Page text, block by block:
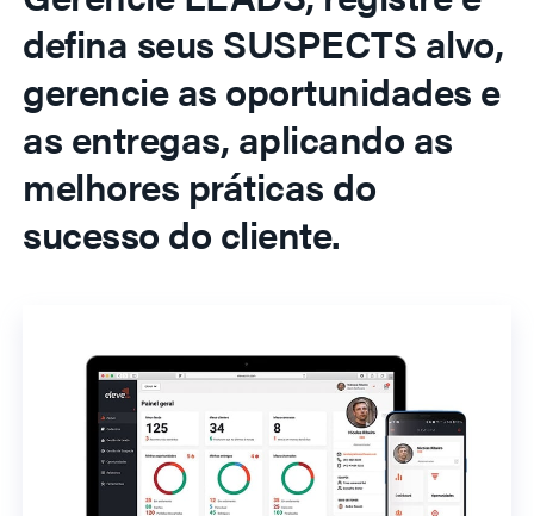
defina seus SUSPECTS alvo,
gerencie as oportunidades e
as entregas, aplicando as
melhores práticas do
sucesso do cliente.